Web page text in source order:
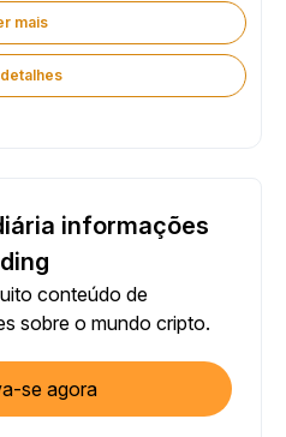
mais
informações
conteúdo de
sobre o mundo cripto.
se agora